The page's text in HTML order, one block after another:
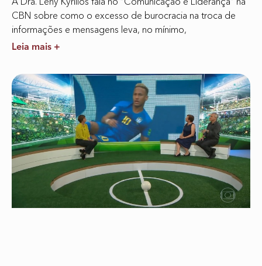
CBN sobre como o excesso de burocracia na troca de
informações e mensagens leva, no mínimo,
Leia mais +